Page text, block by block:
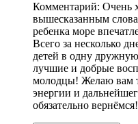
Комментарий: Очень
вышесказанным
ребенка море
Всего за несколько
детей в одну
лучшие и добрые
молодцы! Желаю вам
энергии и
обязательно вернёмся!